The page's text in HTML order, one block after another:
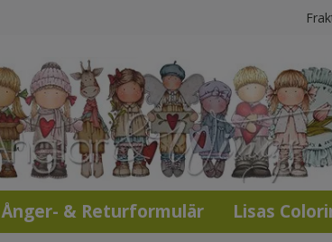
Ånger- & Returformulär Lisas